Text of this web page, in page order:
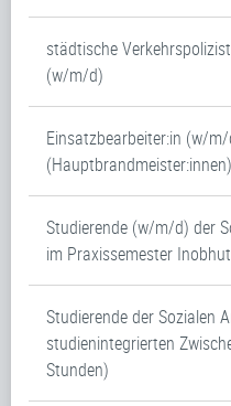
städtische
(w/m/d)
Einsatzbearbeiter:in (w/
(Hauptbrandmeister:innen)
Studierende (w/m/d) der
im Praxissemester
Studierende der Sozialen
studienintegrierten
Stunden)